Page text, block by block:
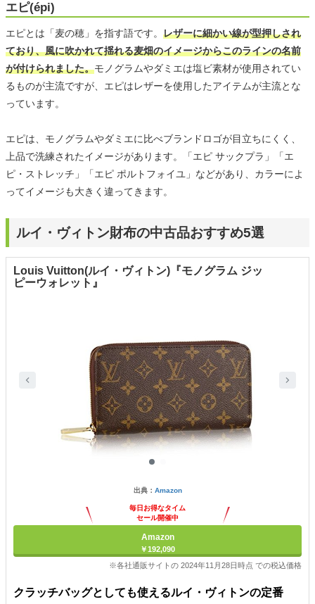
エピ(épi)
エピとは「麦の穂」を指す語です。 レザーに細かい線が型押しされ
ており、風に吹かれて揺れる麦畑のイメージからこのラインの名前
が付けられました。モノグラムやダミエは塩ビ素材が使用されてい
るものが主流ですが、エピはレザーを使用したアイテムが主流とな
っています。
エピは、モノグラムやダミエに比べブランドロゴが目立ちにくく、
上品で洗練されたイメージがあります。「エピ サックプラ」「エ
ピ・ストレッチ」「エピ ポルトフォイユ」などがあり、カラーによ
ってイメージも大きく違ってきます。
ルイ・ヴィトン財布の中古品おすすめ5選
Louis Vuitton(ルイ・ヴィトン)『モノグラム ジッ
ピーウォレット』
出典： Amazon
毎日お得なタイム
セール開催中
Amazon
￥192,090
※各社通販サイトの 2024年11月28日時点 での税込価格
クラッチバッグとしても使えるルイ・ヴィトンの定番